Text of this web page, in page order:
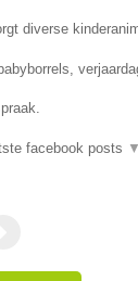
diverse
facebook posts ▼